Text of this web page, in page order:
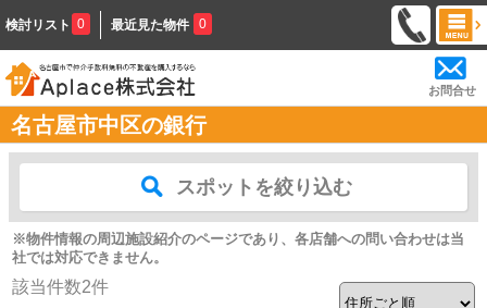
検討リスト 0 最近見た物件 0
お問合せ
名古屋市中区の銀行
スポットを絞り込む
※物件情報の周辺施設紹介のページであり、各店舗への問い合わせは当
社では対応できません。
該当件数2件